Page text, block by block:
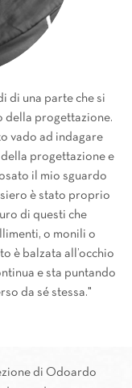
di una parte che si
della progettazione.
vado ad indagare
progettazione e
il mio sguardo
è stato proprio
di questi che
o monili o
è balzata all’occhio
e sta puntando
da sé stessa."
di Odoardo